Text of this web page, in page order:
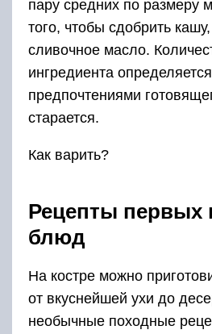
пару средних по размеру
того, чтобы сдобрить
сливочное масло.
ингредиента
предпочтениями
старается.
Как варить?
Рецепты первых
блюд
На костре можно
от вкуснейшей ухи до
необычные походные